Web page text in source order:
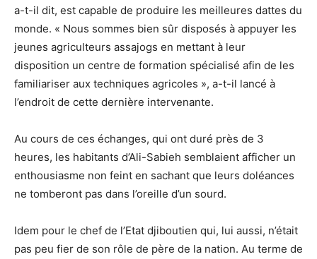
a-t-il dit, est capable de produire les meilleures dattes du
monde. « Nous sommes bien sûr disposés à appuyer les
jeunes agriculteurs assajogs en mettant à leur
disposition un centre de formation spécialisé afin de les
familiariser aux techniques agricoles », a-t-il lancé à
l’endroit de cette dernière intervenante.
Au cours de ces échanges, qui ont duré près de 3
heures, les habitants d’Ali-Sabieh semblaient afficher un
enthousiasme non feint en sachant que leurs doléances
ne tomberont pas dans l’oreille d’un sourd.
Idem pour le chef de l’Etat djiboutien qui, lui aussi, n’était
pas peu fier de son rôle de père de la nation. Au terme de